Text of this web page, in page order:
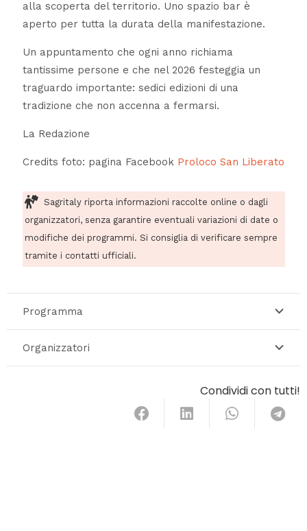
alla scoperta del territorio. Uno spazio bar è
aperto per tutta la durata della manifestazione.
Un appuntamento che ogni anno richiama
tantissime persone e che nel 2026 festeggia un
traguardo importante: sedici edizioni di una
tradizione che non accenna a fermarsi.
La Redazione
Credits foto: pagina Facebook Proloco San Liberato
Sagritaly riporta informazioni raccolte online o dagli
organizzatori, senza garantire eventuali variazioni di date o
modifiche dei programmi. Si consiglia di verificare sempre
tramite i contatti ufficiali.
Programma
Organizzatori
Condividi con tutti!